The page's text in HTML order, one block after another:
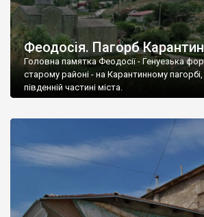
Феодосія. Пагорб
Головна памятка Феодосії - Генуезька
старому районі - на Карантинному
південній частині міста.